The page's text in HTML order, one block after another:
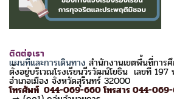
ติดต่อเรา
แผนที่และการเดินทางสำนักงานเขตพื้นที่การ
ตั้งอยู่บริเวณโรงเรียนวีรวัฒน์โยธิน เลขที่
อำเภอเมือง จังหวัดสุรินทร์ 32000
โทรศัพท์ 044-069-660 โทรสาร 044-